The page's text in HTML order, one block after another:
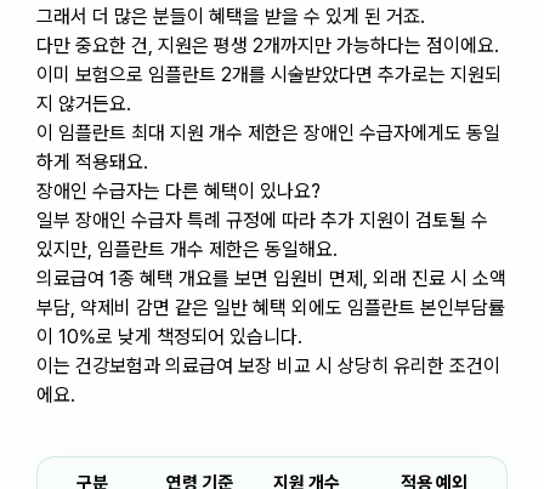
그래서 더 많은 분들이 혜택을 받을 수 있게 된 거죠.
다만 중요한 건, 지원은 평생 2개까지만 가능하다는 점이에요.
이미 보험으로 임플란트 2개를 시술받았다면 추가로는 지원되
지 않거든요.
이 임플란트 최대 지원 개수 제한은 장애인 수급자에게도 동일
하게 적용돼요.
장애인 수급자는 다른 혜택이 있나요?
일부 장애인 수급자 특례 규정에 따라 추가 지원이 검토될 수
있지만, 임플란트 개수 제한은 동일해요.
의료급여 1종 혜택 개요를 보면 입원비 면제, 외래 진료 시 소액
부담, 약제비 감면 같은 일반 혜택 외에도 임플란트 본인부담률
이 10%로 낮게 책정되어 있습니다.
이는 건강보험과 의료급여 보장 비교 시 상당히 유리한 조건이
에요.
구분 연령 기준 지원 개수 적용 예외